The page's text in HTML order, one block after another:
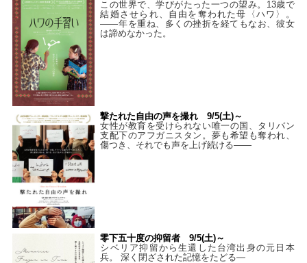
この世界で、学びがたった一つの望み。13歳で
結婚させられ、自由を奪われた母〈ハワ〉。
——年を重ね、多くの挫折を経てもなお、彼女
は諦めなかった。
撃たれた自由の声を撮れ 9/5(土)～
女性が教育を受けられない唯一の国、タリバン
支配下のアフガニスタン。夢も希望も奪われ、
傷つき、それでも声を上げ続ける——
零下五十度の抑留者 9/5(土)～
シベリア抑留から生還した台湾出身の元日本
兵。 深く閉ざされた記憶をたどる—